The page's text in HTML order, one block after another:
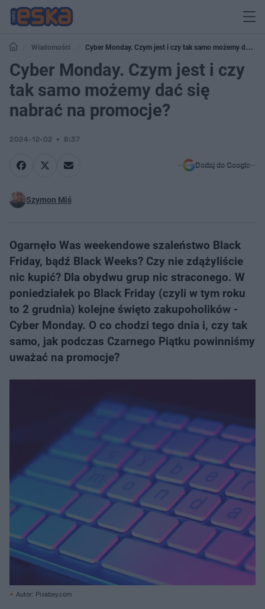
Wiadomości
Cyber Monday. Czym jest i czy tak samo możemy dać
się nabrać na promocje?
Cyber Monday. Czym jest i czy
tak samo możemy dać się
nabrać na promocje?
2024-12-02 8:37
Dodaj do Google
Szymon Miś
Ogarnęło Was weekendowe szaleństwo Black
Friday, bądź Black Weeks? Czy nie zdążyliście
nic kupić? Dla obydwu grup nic straconego. W
poniedziałek po Black Friday (czyli w tym roku
to 2 grudnia) kolejne święto zakupoholików -
Cyber Monday. O co chodzi tego dnia i, czy tak
samo, jak podczas Czarnego Piątku powinniśmy
uważać na promocje?
Autor: Pixabay.com